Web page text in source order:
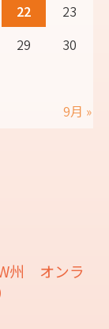
22
23
29
30
9月 »
州 オンラ